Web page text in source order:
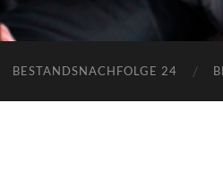
BESTANDSNACHFOLGE 24